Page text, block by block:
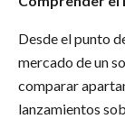
Desde el punto
mercado de un
comparar
lanzamientos